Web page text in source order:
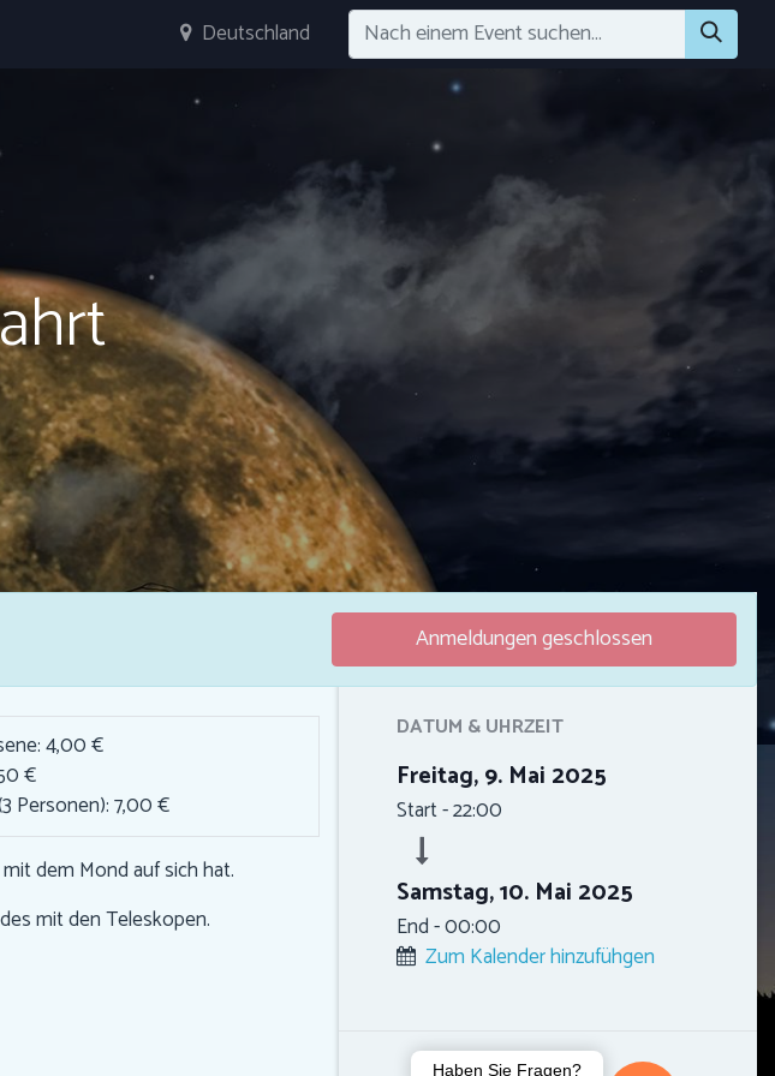
Deutschland
Anmeldungen geschlossen
4,00 €
€
Personen): 7,00 €
dem Mond auf sich hat.
mit den Teleskopen.
DATUM & UHRZEIT
Freitag, 9. Mai 2025
Start -22:00
Samstag, 10. Mai 2025
End -00:00
Zum Kalender hinzufühgen
Haben Sie Fragen?